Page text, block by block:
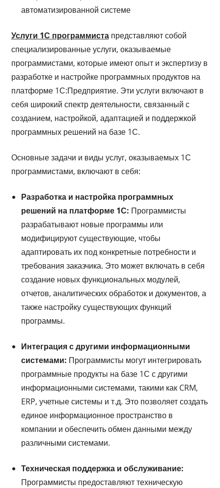
автоматизированной системе
Услуги 1С программистапредставляют собой
специализированные услуги, оказываемые
программистами, которые имеют опыт и экспертизу в
разработке и настройке программных продуктов на
платформе 1С:Предприятие. Эти услуги включают в
себя широкий спектр деятельности, связанный с
созданием, настройкой, адаптацией и поддержкой
программных решений на базе 1С.
Основные задачи и виды услуг, оказываемых 1С
программистами, включают в себя:
Разработка и настройка программных
решений на платформе 1С: Программисты
разрабатывают новые программы или
модифицируют существующие, чтобы
адаптировать их под конкретные потребности и
требования заказчика. Это может включать в себя
создание новых функциональных модулей,
отчетов, аналитических обработок и документов, а
также настройку существующих функций
программы.
Интеграция с другими информационными
системами: Программисты могут интегрировать
программные продукты на базе 1С с другими
информационными системами, такими как CRM,
ERP, учетные системы и т.д. Это позволяет создать
единое информационное пространство в
компании и обеспечить обмен данными между
различными системами.
Техническая поддержка и обслуживание:
Программисты предоставляют техническую